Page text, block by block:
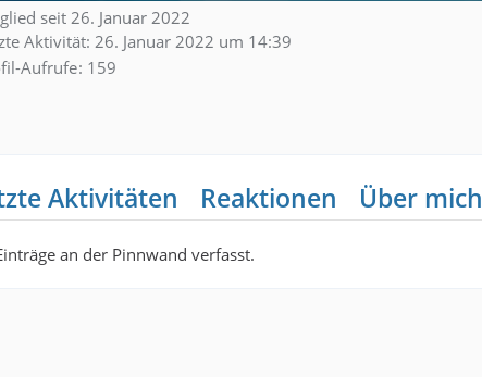
seit 26. Januar 2022
Aktivität: 26. Januar 2022 um 14:39
Aufrufe 159
Aktivitäten Reaktionen Über mich
an der Pinnwand verfasst.